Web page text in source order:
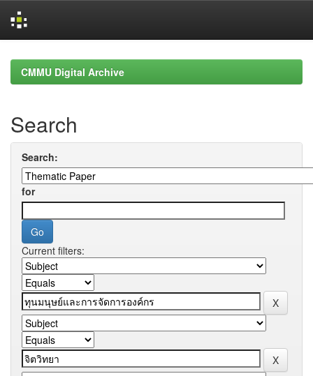
navigationCMMU Digital Archive
Search
Search:
for
Current filters: